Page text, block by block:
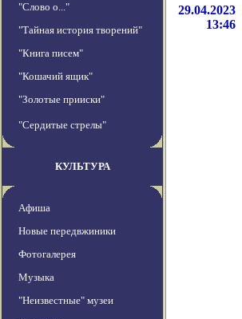
"Слово о..."
"Тайная история творений"
"Книга писем"
"Кошачий ящик"
"Золотые прииски"
"Сердитые стрелы"
КУЛЬТУРА
Афиша
Новые передвжиники
Фотогалерея
Музыка
"Неизвестные" музеи
29.04.2023
13:46